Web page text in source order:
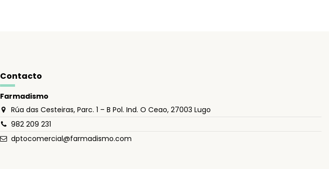
Contacto
Farmadismo
Rúa das Cesteiras, Parc. 1 – B Pol. Ind. O Ceao, 27003 Lugo
982 209 231
dptocomercial@farmadismo.com